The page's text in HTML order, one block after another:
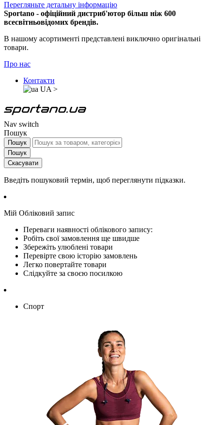
Перегляньте детальну інформацію
Sportano - офіційний дистриб'ютор більш ніж 600
всесвітньовідомих брендів.
В нашому асортименті представлені виключно оригінальні
товари.
Про нас
Контакти
UA >
Nav switch
Пошук
Пошук
Пошук
Скасувати
Введіть пошуковий термін, щоб переглянути підказки.
Мій Обліковий запис
Переваги наявності облікового запису:
Робіть свої замовлення ще швидше
Збережіть улюблені товари
Перевірте свою історію замовлень
Легко повертайте товари
Слідкуйте за своєю посилкою
Спорт